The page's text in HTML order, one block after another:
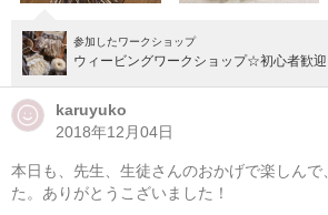
参加したワークショップ
ウィービングワークショップ☆初心者歓迎
karuyuko
2018年12月04日
本日も、先生、生徒さんのおかげで楽しんで
た。ありがとうこざいました！